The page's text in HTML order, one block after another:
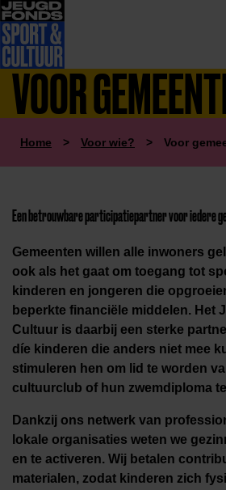
VOOR
Home > Voor wie? > Voor
Een betrouwbare participatiepartner voor iedere
Gemeenten willen alle inwoners
ook als het gaat om toegang tot
kinderen en jongeren die
beperkte financiële middelen. Het
Cultuur is daarbij een sterke
díe kinderen die anders niet mee
stimuleren hen om lid te worden
cultuurclub of hun zwemdiploma
Dankzij ons netwerk van
lokale organisaties weten we
en te activeren. Wij betalen
materialen, zodat kinderen zich